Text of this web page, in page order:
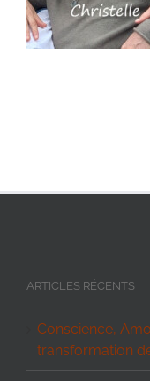
ARTICLES RÉCENTS
Conscience,
transformation